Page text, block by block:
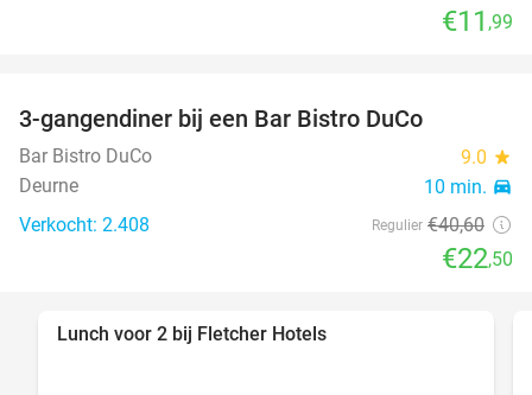
€11 ,99
3-gangendiner bij een Bar Bistro DuCo
Bar Bistro DuCo 9.0 star
Deurne 10 min. directions_car
Verkocht: 2.408 Regulier €40,60
€22,50
Lunch voor 2 bij Fletcher Hotels